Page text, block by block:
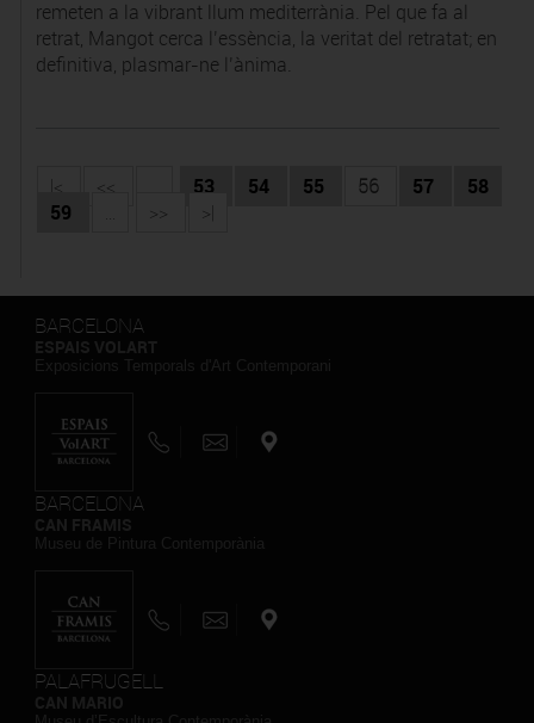
remeten a la vibrant llum mediterrània. Pel que fa al
retrat, Mangot cerca l’essència, la veritat del retratat; en
definitiva, plasmar-ne l’ànima.
|< << 53 54 55 56 57
58
59
... >> >|
BARCELONA
BARCELONA
PALAFRUGELL